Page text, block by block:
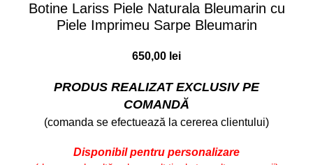
Botine Lariss Piele Naturala Bleumarin cu
Piele Imprimeu Sarpe Bleumarin
650,00 lei
PRODUS REALIZAT EXCLUSIV PE
COMANDĂ
(comanda se efectuează la cererea clientului)
Disponibil pentru personalizare